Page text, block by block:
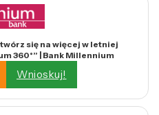
się na więcej w letniej
360°” | Bank Millennium
Wnioskuj!